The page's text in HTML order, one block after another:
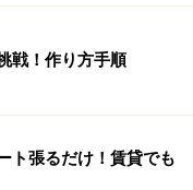
戦！作り方手順
ト張るだけ！賃貸でも